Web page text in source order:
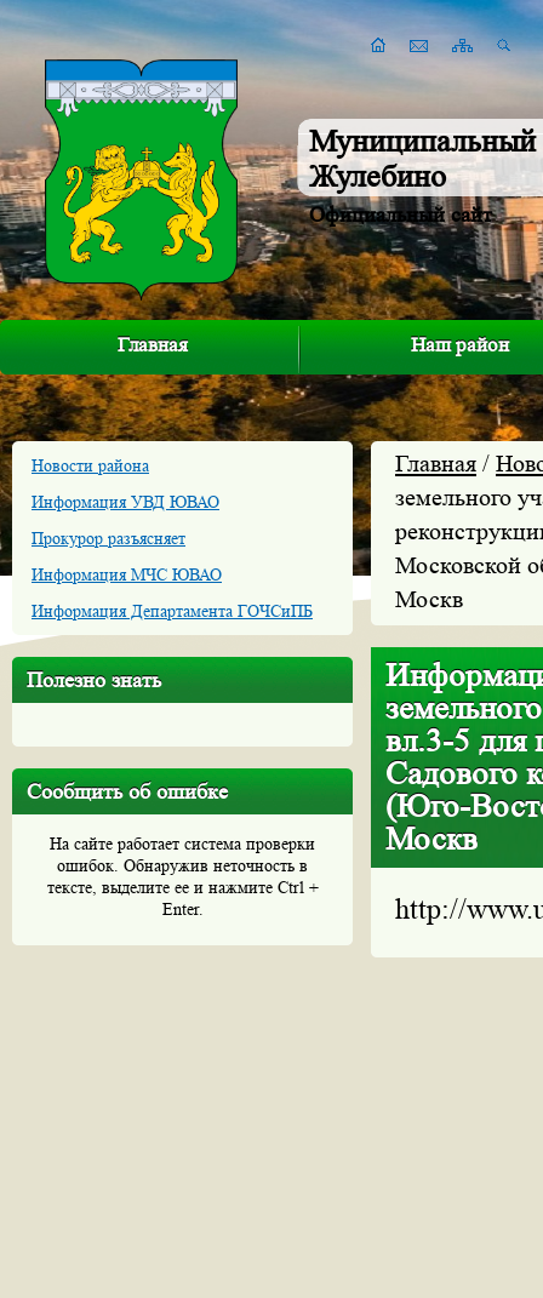
Муниципальный
Жулебино
Официальный сайт
Главная Наш район
Новости района
Информация УВД ЮВАО
Прокурор разъясняет
Информация МЧС ЮВАО
Информация Департамента ГОЧСиПБ
Полезно знать
Сообщить об ошибке
На сайте работает система проверки
ошибок. Обнаружив неточность в
тексте, выделите ее и нажмите Ctrl +
Enter.
Главная /
земельного
Московской
Москв
вл.3-5 для
Садового
(Юго-
Москв
http://